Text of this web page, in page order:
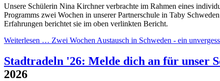
Unsere Schülerin Nina Kirchner verbrachte im Rahmen eines
Programms zwei Wochen in unserer Partnerschule in Taby
Erfahrungen berichtet sie im oben verlinkten Bericht.
Weiterlesen … Zwei Wochen Austausch in Schweden - ein
Stadtradeln '26: Melde dich an für unser
2026